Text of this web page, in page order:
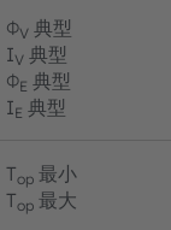
ΦV 典型
IV 典型
ΦE 典型
IE 典型
Top 最小
Top 最大